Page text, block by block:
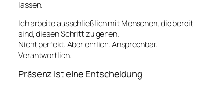
lassen.
Ich arbeite ausschließlich mit Menschen, die bereit
sind, diesen Schritt zu gehen.
Nicht perfekt. Aber ehrlich. Ansprechbar.
Verantwortlich.
Präsenz ist eine Entscheidung